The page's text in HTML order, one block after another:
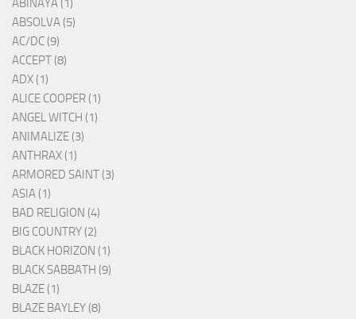
ABINAYA (1)
ABSOLVA (5)
AC/DC (9)
ACCEPT (8)
ADX (1)
ALICE COOPER (1)
ANGEL WITCH (1)
ANIMALIZE (3)
ANTHRAX (1)
ARMORED SAINT (3)
ASIA (1)
BAD RELIGION (4)
BIG COUNTRY (2)
BLACK HORIZON (1)
BLACK SABBATH (9)
BLAZE (1)
BLAZE BAYLEY (8)